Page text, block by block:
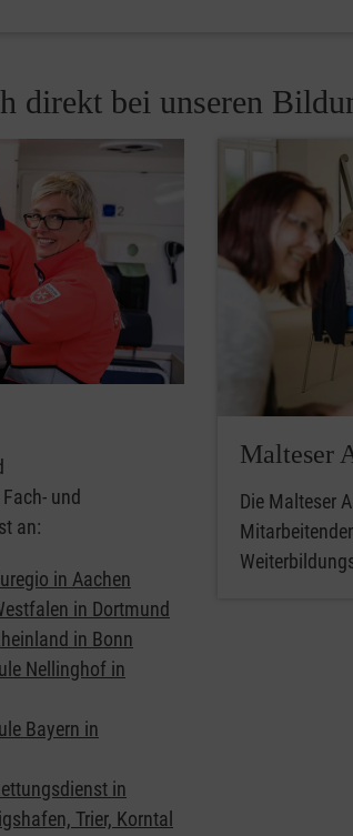
direkt bei unseren
und
an:
in Aachen
in Dortmund
in Bonn
Nellinghof in
Bayern in
in
Trier, Korntal
Malteser
Die Malteser